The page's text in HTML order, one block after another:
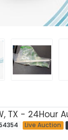
TX - 24Hour
Live Auction